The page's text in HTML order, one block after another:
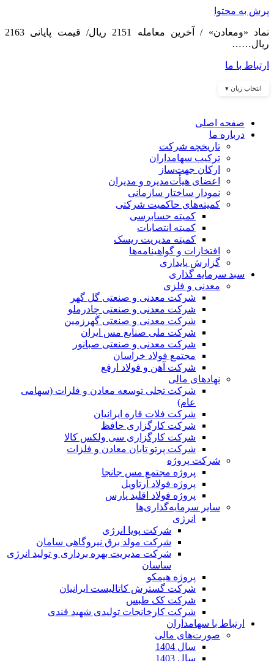
پرش به محتوا
نماد «ومعادن» / آخرین معامله 2151 ریال/ قیمت پایانی 2163
ریال……
ارتباط با ما
انتخاب زبان ▾
صفحه اصلی
درباره ما
تاریخچه شرکت
ترکیب سهامداران
ارکان جهت‌ساز
اعضای هیأت‌مدیره و مدیران
نمودار ساختار سازمانی
کمیته‌های حاکمیت شرکتی
کمیته حسابرسی
کمیته انتصابات
کمیته مدیریت ریسک
افتخارات و گواهینامه‌ها
گزارش پایداری
سبد سرمایه گذاری
معدنی و فلزی
شرکت معدنی و صنعتی گل گهر
شرکت معدنی و صنعتی چادرملو
شرکت معدنی و صنعتی گهرزمین
شرکت ملی صنایع مس ایران
شرکت معدنی و صنعتی صبانور
مجتمع فولاد خراسان
شرکت آهن و فولاد ارفع
نهادهای مالی
شرکت تجلی توسعه معادن و فلزات (سهامی
عام)
شرکت فلات قاره ایرانیان
شرکت کارگزاری حافظ
شرکت کارگزاری سی ولکس کالا
شرکت پرتو تابان معادن و فلزات
شرکت پروژه
پروژه مجتمع مس جانجا
پروژه فولاد آرتاویل
پروژه فولاد اقلید پارس
سایر سرمایه‌گذاری‌ها
انرژی
شرکت پویا انرژی
شرکت مولد برق نیروگاهی سامان
شرکت مدیریت بهره برداری و تولید انرژی
ساسان
پروژه هیمکو
شرکت گسترش کاتالیست ایرانیان
شرکت کک طبس
شرکت کارخانجات تولیدی شهید قندی
ارتباط با سهامداران
صورت‌های مالی
سال 1404
سال 1403